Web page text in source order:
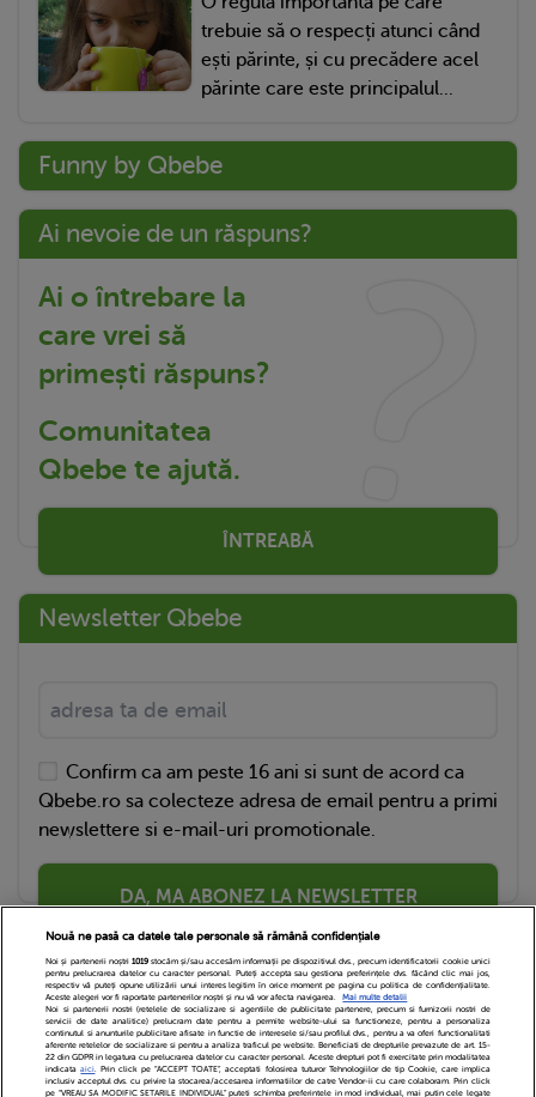
trebuie să o respecți atunci când
ești părinte, și cu precădere acel
părinte care este principalul...
Funny by Qbebe
Ai nevoie de un răspuns?
Ai o întrebare la
care vrei să
primești răspuns?
Comunitatea
Qbebe te ajută.
ÎNTREABĂ
Newsletter Qbebe
Confirm ca am peste 16 ani si sunt de acord ca
Qbebe.ro sa colecteze adresa de email pentru a primi
newslettere si e-mail-uri promotionale.
DA, MA ABONEZ LA NEWSLETTER
Echipa Editoriala Newsletter Contact
Nouă ne pasă ca datele tale personale să rămână confidențiale
Noi și partenerii noștri 1019stocăm și/sau accesăm informații pe dispozitivul dvs., precum identificatorii cookie unici
pentru prelucrarea datelor cu caracter personal. Puteți accepta sau gestiona preferințele dvs. făcând clic mai jos,
respectiv vă puteți opune utilizării unui interes legitim în orice moment pe pagina cu politica de confidențialitate.
Aceste alegeri vor fi raportate partenerilor noștri și nu vă vor afecta navigarea.
Mai multe detalii
Noi si partenerii nostri (retelele de socializare si agentiile de publicitate partenere, precum si furnizorii nostri de
servicii de date analitice) prelucram date pentru a permite website-ului sa functioneze, pentru a personaliza
continutul si anunturile publicitare afisate in functie de interesele si/sau profilul dvs., pentru a va oferi functionalitati
aferente retelelor de socializare si pentru a analiza traficul pe website. Beneficiati de drepturile prevazute de art. 15-
22 din GDPR in legatura cu prelucrarea datelor cu caracter personal. Aceste drepturi pot fi exercitate prin modalitatea
indicataaici. Prin click pe “ACCEPT TOATE”, acceptati folosirea tuturor Tehnologiilor de tip Cookie, care implica
inclusiv acceptul dvs. cu privire la stocarea/accesarea informatiilor de catre Vendor-ii cu care colaboram. Prin click
pe “VREAU SA MODIFIC SETARILE INDIVIDUAL” puteti schimba preferintele in mod individual, mai putin cele legate